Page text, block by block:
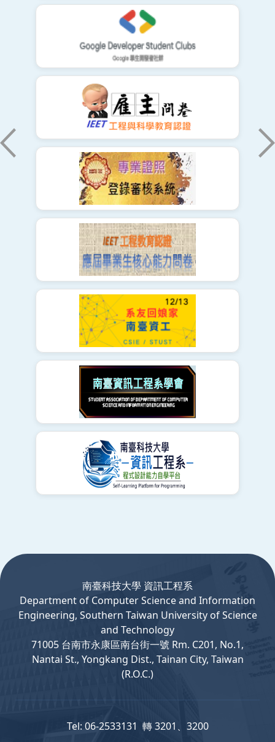
南臺科技大學 資訊工程系
Departmentof ComputerScience and Information
Engineering, Southern Taiwan University of Science
and Technology
71005 台南市永康區南台街一號 Rm. C201, No.1,
Nantai St., Yongkang Dist., Tainan City, Taiwan
(R.O.C.)
Tel: 06-2533131 轉 3201、3200